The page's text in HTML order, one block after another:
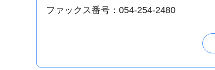
ファックス番号：054-254-2480